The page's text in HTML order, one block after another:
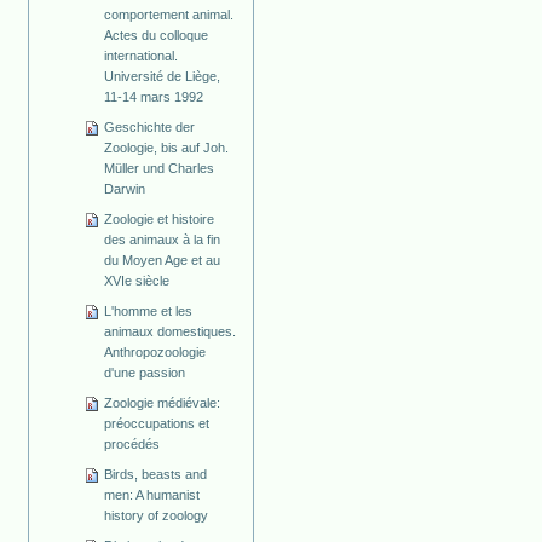
comportement animal.
Actes du colloque
international.
Université de Liège,
11-14 mars 1992
Geschichte der
Zoologie, bis auf Joh.
Müller und Charles
Darwin
Zoologie et histoire
des animaux à la fin
du Moyen Age et au
XVIe siècle
L'homme et les
animaux domestiques.
Anthropozoologie
d'une passion
Zoologie médiévale:
préoccupations et
procédés
Birds, beasts and
men: A humanist
history of zoology